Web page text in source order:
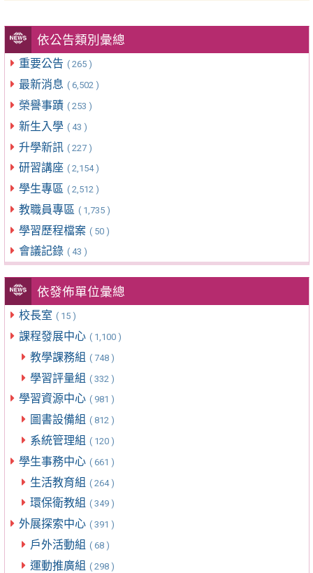
依公告類別彙總
重要公告 ( 265 )
最新消息 ( 6,502 )
榮譽事蹟 ( 253 )
新生入學 ( 43 )
升學新訊 ( 227 )
研習講座 ( 2,154 )
學生專區 ( 2,512 )
教職員專區 ( 1,735 )
學習歷程檔案 ( 50 )
會議記錄 ( 43 )
依發佈單位彙總
校長室 ( 15 )
課程發展中心 ( 1,100 )
教學課務組 ( 748 )
學習評量組 ( 332 )
學習資源中心 ( 981 )
圖書設備組 ( 812 )
系統管理組 ( 120 )
學生事務中心 ( 661 )
生活教育組 ( 264 )
環保衛教組 ( 349 )
外展探索中心 ( 391 )
戶外活動組 ( 68 )
運動推廣組 ( 298 )